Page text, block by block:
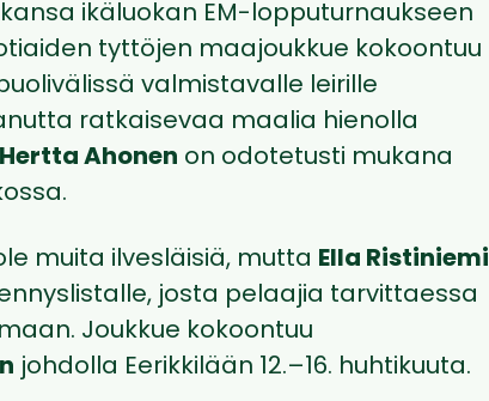
ikäluokan EM-lopputurnaukseen
tyttöjen maajoukkue kokoontuu
valmistavalle leirille
ratkaisevaa maalia hienolla
Hertta Ahonen on odotetusti mukana
muita ilvesläisiä, mutta Ella Ristiniemi
josta pelaajia tarvittaessa
Joukkue kokoontuu
johdolla Eerikkilään 12.–16. huhtikuuta.